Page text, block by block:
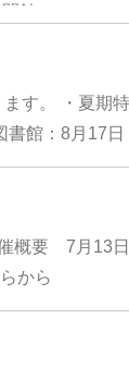
日） 閉
書館は3日
ます。 ・夏
館：8月17日
催概要 7月13
から